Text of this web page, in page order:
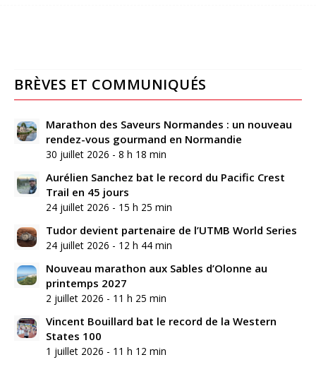
BRÈVES ET COMMUNIQUÉS
Marathon des Saveurs Normandes : un nouveau
rendez-vous gourmand en Normandie
30 juillet 2026 - 8 h 18 min
Aurélien Sanchez bat le record du Pacific Crest
Trail en 45 jours
24 juillet 2026 - 15 h 25 min
Tudor devient partenaire de l’UTMB World Series
24 juillet 2026 - 12 h 44 min
Nouveau marathon aux Sables d’Olonne au
printemps 2027
2 juillet 2026 - 11 h 25 min
Vincent Bouillard bat le record de la Western
States 100
1 juillet 2026 - 11 h 12 min